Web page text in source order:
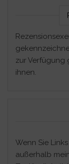
zur Verfügung
ihnen.
Wenn Sie
außerhalb